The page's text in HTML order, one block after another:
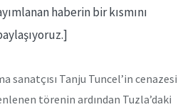
haberin bir kısmını
sanatçısı Tanju Tuncel’in cenazesi
törenin ardından Tuzla’daki